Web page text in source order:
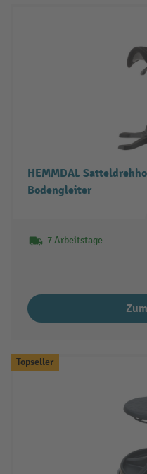
HEMMDAL
Bodengleiter
7 Arbeitstage
Topseller